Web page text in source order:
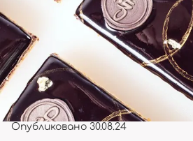
Опубликовано 30.08.24